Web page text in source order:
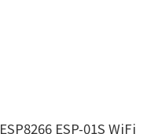
ESP8266 ESP-01S WiFi